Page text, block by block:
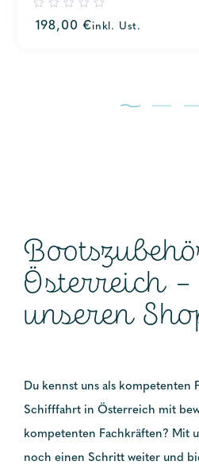
out
198,00€inkl. Ust.
Österreich –
unseren
Du kennst uns als kompetenten
Schifffahrt in Österreich mit
kompetenten Fachkräften? Mit
noch einen Schritt weiter und